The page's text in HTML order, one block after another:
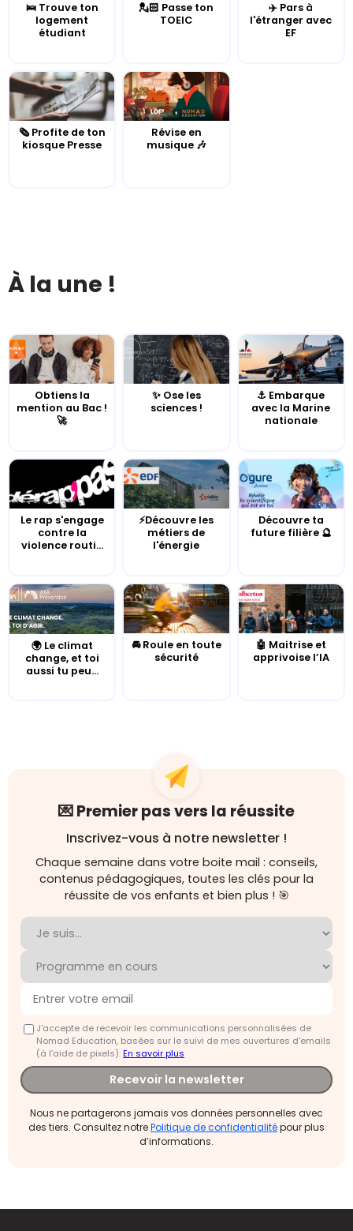
🛌 Trouve ton
logement
étudiant
💂🏻 Passe ton
TOEIC
✈️ Pars à
l'étranger avec
EF
🗞️ Profite de ton
kiosque Presse
Révise en
musique 🎶
À la une !
Obtiens la
mention au Bac !
🚀
✨ Ose les
sciences !
⚓️ Embarque
avec la Marine
nationale
Le rap s'engage
contre la
violence routi...
⚡Découvre les
métiers de
l'énergie
Découvre ta
future filière 🔮
🌍 Le climat
change, et toi
aussi tu peu...
🚘 Roule en toute
sécurité
🤖 Maitrise et
apprivoise l’IA
💌 Premier pas vers la réussite
Inscrivez-vous à notre newsletter !
Chaque semaine dans votre boite mail : conseils,
contenus pédagogiques, toutes les clés pour la
réussite de vos enfants et bien plus ! 🎯
J'accepte de recevoir les communications personnalisées de
Nomad Education, basées sur le suivi de mes ouvertures d'emails
(à l’aide de pixels).En savoir plus
Recevoir la newsletter
Nous ne partagerons jamais vos données personnelles avec
des tiers. Consultez notrePolitique de confidentialitépour plus
d’informations.